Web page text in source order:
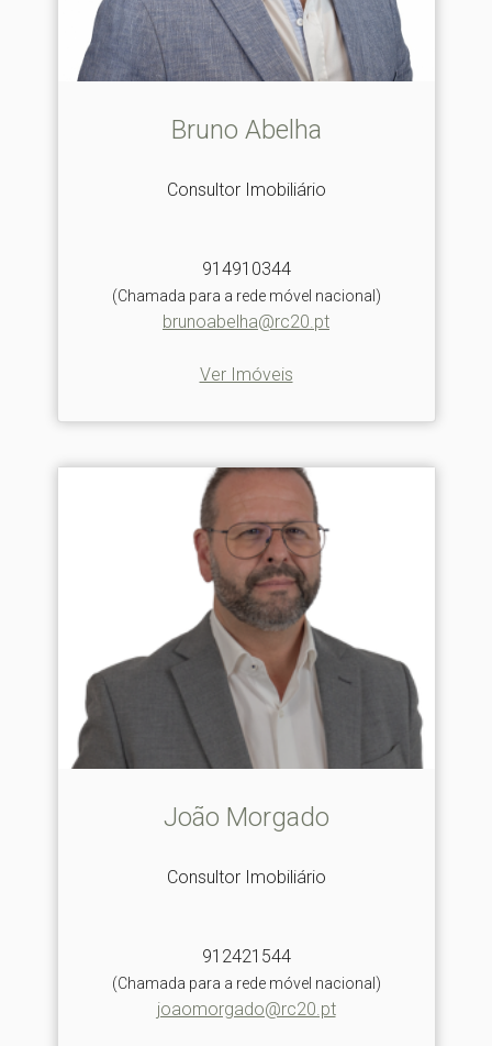
Bruno Abelha
Consultor Imobiliário
914910344
(Chamada para a rede móvel nacional)
brunoabelha@rc20.pt
Ver Imóveis
João Morgado
Consultor Imobiliário
912421544
(Chamada para a rede móvel nacional)
joaomorgado@rc20.pt